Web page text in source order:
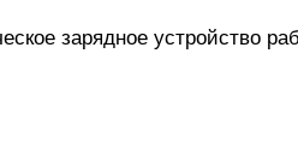
зарядное устройство